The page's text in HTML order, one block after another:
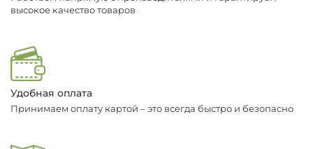
высокое качество товаров
Удобная оплата
Принимаем оплату картой – это всегда быстро и безопасно